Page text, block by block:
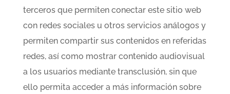
terceros que permiten conectar este sitio web
con redes sociales u otros servicios análogos y
permiten compartir sus contenidos en referidas
redes, así como mostrar contenido audiovisual
a los usuarios mediante transclusión, sin que
ello permita acceder a más información sobre